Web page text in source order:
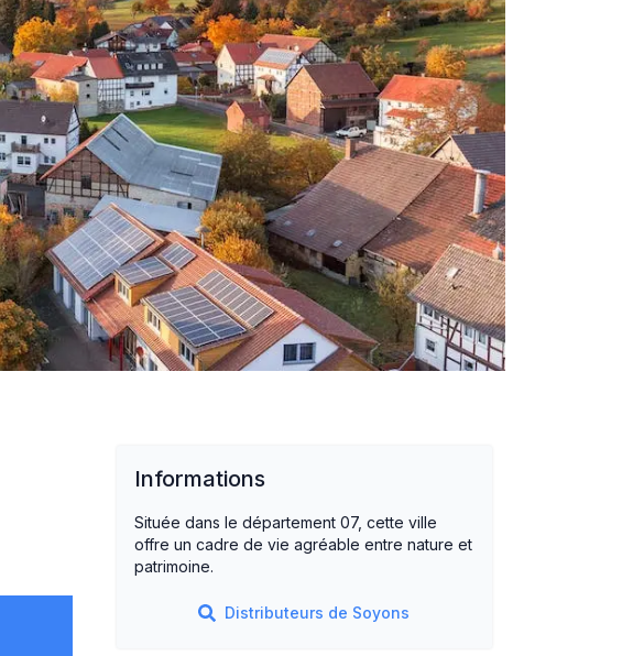
Informations
Située dans le département 07, cette ville
offre un cadre de vie agréable entre nature et
patrimoine.
Distributeurs de Soyons